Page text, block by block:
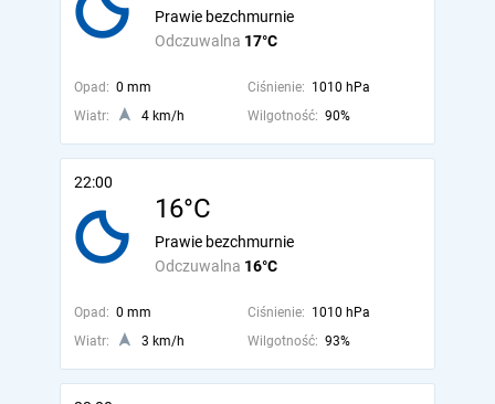
Odczuwalna 17°C
Prawie bezchmurnie
Opad: 0 mm Ciśnienie: 1010 hPa
Wiatr:
4 km/h Wilgotność: 90%
22:00
16°C
Odczuwalna 16°C
Prawie bezchmurnie
Opad: 0 mm Ciśnienie: 1010 hPa
Wiatr:
3 km/h Wilgotność: 93%